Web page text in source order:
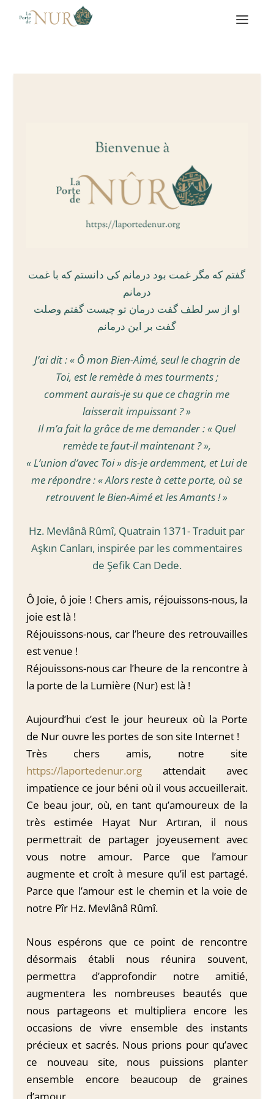
گفتم که مگر غمت بود درمانم کی دانستم که با غمت
درمانم
او از سر لطف گفت درمان تو چیست گفتم وصلت
گفت بر این درمانم
J’ai dit : « Ô mon Bien-Aimé, seul le chagrin de
Toi, est le remède à mes tourments ;
comment aurais-je su que ce chagrin me
laisserait impuissant ? »
Il m’a fait la grâce de me demander : « Quel
remède te faut-il maintenant ? »,
« L’union d’avec Toi » dis-je ardemment, et Lui de
me répondre : « Alors reste à cette porte, où se
retrouvent le Bien-Aimé et les Amants ! »
Hz. Mevlânâ Rûmî, Quatrain 1371- Traduit par
Aşkın Canları, inspirée par les commentaires
de Şefik Can Dede.
Ô Joie, ô joie ! Chers amis, réjouissons-nous, la
joie est là !
Réjouissons-nous, car l’heure des retrouvailles
est venue !
Réjouissons-nous car l’heure de la rencontre à
la porte de la Lumière (Nur) est là !
Aujourd’hui c’est le jour heureux où la Porte
de Nur ouvre les portes de son site Internet !
Très chers amis, notre site
https://laportedenur.orgattendait avec
impatience ce jour béni où il vous accueillerait.
Ce beau jour, où, en tant qu’amoureux de la
très estimée Hayat Nur Artıran, il nous
permettrait de partager joyeusement avec
vous notre amour. Parce que l’amour
augmente et croît à mesure qu’il est partagé.
Parce que l’amour est le chemin et la voie de
notre Pîr Hz. Mevlânâ Rûmî.
Nous espérons que ce point de rencontre
désormais établi nous réunira souvent,
permettra d’approfondir notre amitié,
augmentera les nombreuses beautés que
nous partageons et multipliera encore les
occasions de vivre ensemble des instants
précieux et sacrés. Nous prions pour qu’avec
ce nouveau site, nous puissions planter
ensemble encore beaucoup de graines